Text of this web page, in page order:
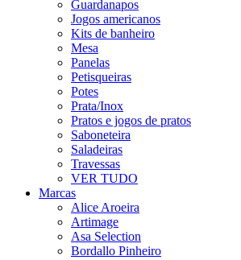
Guardanapos
Jogos americanos
Kits de banheiro
Mesa
Panelas
Petisqueiras
Potes
Prata/Inox
Pratos e jogos de pratos
Saboneteira
Saladeiras
Travessas
VER TUDO
Marcas
Alice Aroeira
Artimage
Asa Selection
Bordallo Pinheiro